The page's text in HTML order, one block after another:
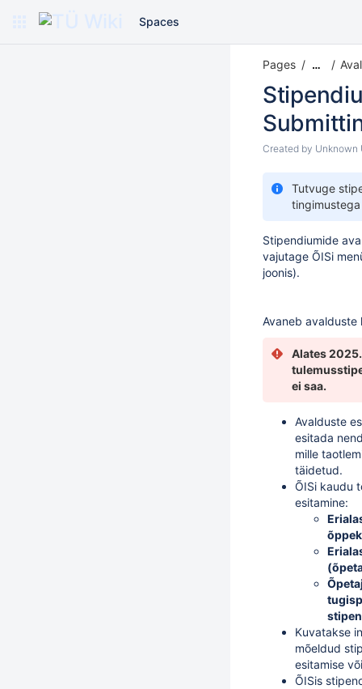
Spaces
Pages …
Created by Unknown
Tutvuge
Stipendiumide
vajutage ÕISi
joonis).
Avaneb avalduste
Alates
ei saa.
Avalduste
esitada
mille
täidetud.
ÕISi kaudu
esitamine:
Kuvatakse
mõeldud
esitamise
ÕISis